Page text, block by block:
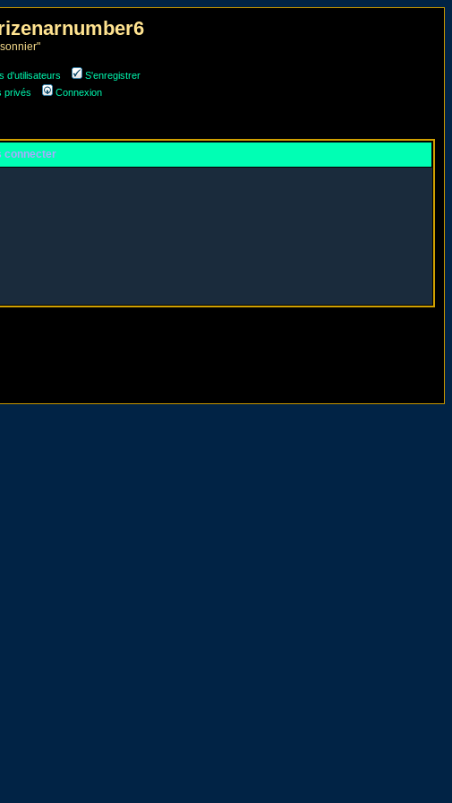
d'utilisateurs
S'enregistrer
privés Connexion
connecter